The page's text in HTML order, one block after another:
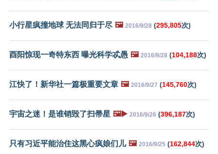
小行星疯撞地球 无法同归于尽 🖼️ 2016/9/28 (295,805次)
酉阳惊现一奇特东西 曝光科学忒愚 🖼️ 2016/9/28 (104,188次)
江快了！新华社一篇极重要文章 🖼️ 2016/9/27 (145,760次)
宇宙之迷！是谁销毁了扫帚星 🖼️▶️ 2016/9/26 (396,187次)
只有习近平能治住这黑心疯娘们儿 🖼️ 2016/9/25 (162,844次)